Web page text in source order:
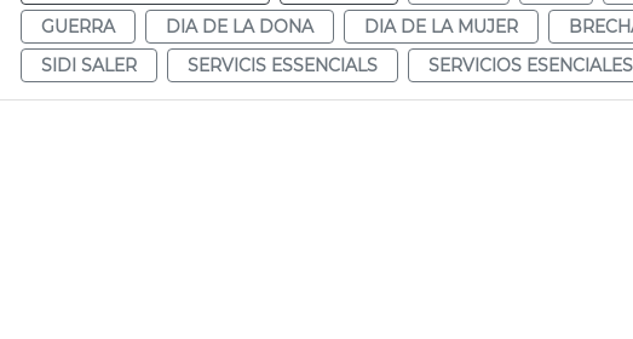
GUERRA
DIA DE LA DONA DIA DE LA MUJER
SIDI SALER
SERVICIS ESSENCIALS SERVICIOS ESENCIALES